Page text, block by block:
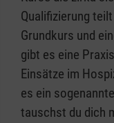
Qualifizierung
Grundkurs und
gibt es eine
Einsätze im
es ein
tauschst du dich